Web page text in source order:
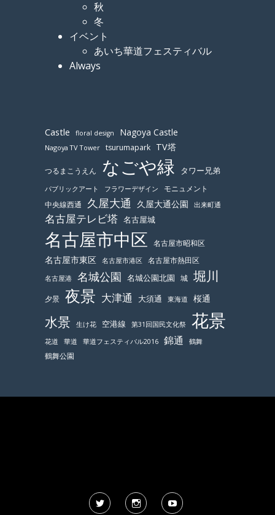
秋
冬
イベント
あいち華道フェスティバル
Always
Castle floral design Nagoya Castle
Nagoya TV Tower tsurumapark TV塔
つるまこうえん なごや緑 タワー兄弟
パブリックアート フラワーデザイン
モニュメント
中央線西通
久屋大通 久屋大通公園 出来町通
名古屋テレビ塔 名古屋城
名古屋市中区 名古屋市昭和区
名古屋市東区 名古屋市港区 名古屋市熱田区
名古屋港 名城公園 名城公園北園 城 堀川
夕景 夜景 大津通 大須通 東海道 桜通
水景 生け花 空港線 第31回国民文化祭 花景
花道 華道 華道フェスティバル2016 錦通 鶴舞
鶴舞公園